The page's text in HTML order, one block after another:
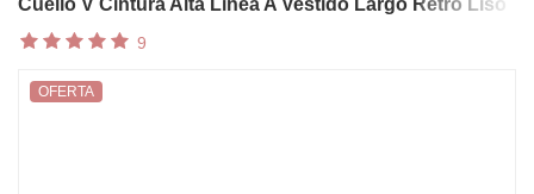
Cuello V Cintura Alta Línea A Vestido Largo Retro Liso
9
OFERTA